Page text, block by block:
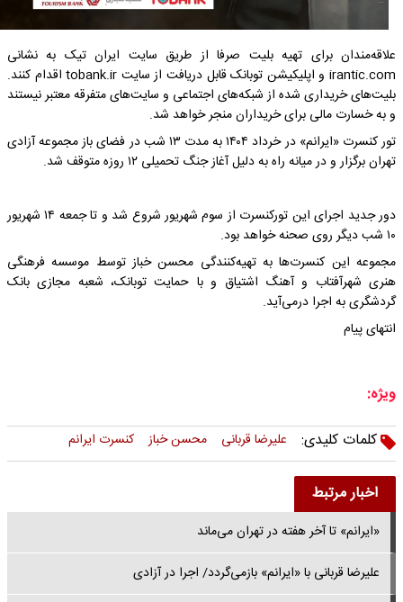
علاقه‌مندان برای تهیه بلیت صرفا از طریق سایت ایران تیک به نشانی
irantic.com و اپلیکیشن توبانک قابل دریافت از سایت tobank.ir اقدام کنند.
بلیت‌های خریداری شده از شبکه‌های اجتماعی و سایت‌های متفرقه معتبر نیستند
و به خسارت مالی برای خریداران منجر خواهد شد.
تور کنسرت «ایرانم» در خرداد ۱۴۰۴ به مدت ۱۳ شب در فضای باز مجموعه آزادی
تهران برگزار و در میانه راه به دلیل آغاز جنگ تحمیلی ۱۲ روزه متوقف شد.
دور جدید اجرای این تورکنسرت از سوم شهریور شروع شد و تا جمعه ۱۴ شهریور
۱۰ شب دیگر روی صحنه خواهد بود.
مجموعه این کنسرت‌ها به تهیه‌کنندگی محسن خباز توسط موسسه فرهنگی
هنری شهرآفتاب و آهنگ اشتیاق و با حمایت توبانک، شعبه مجازی بانک
گردشگری به اجرا درمی‌آید.
انتهای پیام
ویژه:
کلمات کلیدی:
علیرضا قربانی محسن خباز کنسرت ایرانم
اخبار مرتبط
«ایرانم» تا آخر هفته در تهران می‌ماند
علیرضا قربانی با «ایرانم» بازمی‌گردد/ اجرا در آزادی